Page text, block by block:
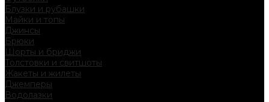
Блузки и рубашки
Майки и топы
Джинсы
Брюки
Шорты и бриджи
Толстовки и свитшоты
Жакеты и жилеты
Джемперы
Водолазки